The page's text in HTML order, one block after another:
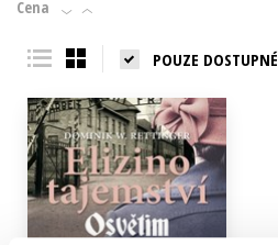
Cena
POUZE DOSTUPNÉ